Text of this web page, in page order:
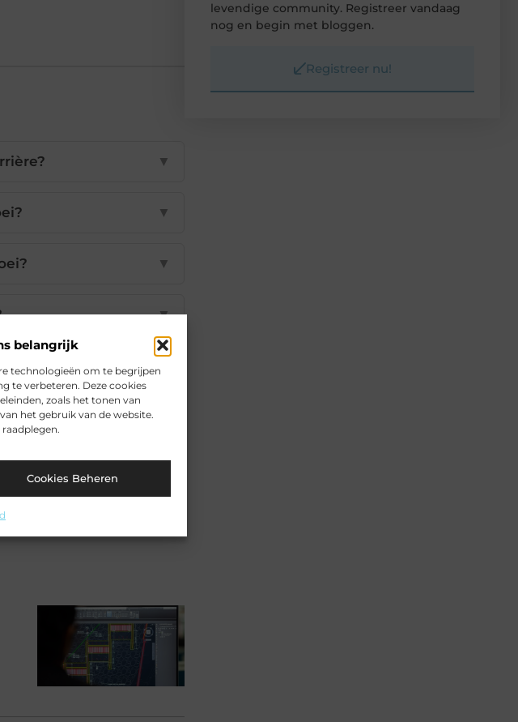
belangrijk
technologieën om te begrijpen
te verbeteren. Deze cookies
zoals het tonen van
het gebruik van de website.
Cookies Beheren
▼
▼
▼
▼
▼
levendige community. Registreer vandaag
nog en begin met bloggen.
Registreer nu!